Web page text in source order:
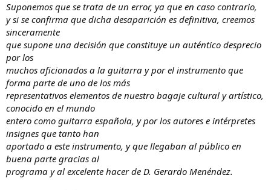
Suponemos que se trata de un error, ya que en caso contrario,
y si se confirma que dicha desaparición es definitiva, creemos
sinceramente
que supone una decisión que constituye un auténtico desprecio
por los
muchos aficionados a la guitarra y por el instrumento que
forma parte de uno de los más
representativos elementos de nuestro bagaje cultural y artístico,
conocido en el mundo
entero como guitarra española, y por los autores e intérpretes
insignes que tanto han
aportado a este instrumento, y que llegaban al público en
buena parte gracias al
programa y al excelente hacer de D. Gerardo Menéndez.